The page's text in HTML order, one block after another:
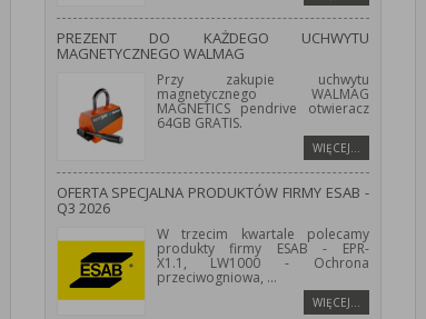
PREZENT DO KAŻDEGO UCHWYTU
MAGNETYCZNEGO WALMAG
Przy zakupie uchwytu
magnetycznego WALMAG
MAGNETICS pendrive otwieracz
64GB GRATIS.
WIĘCEJ…
OFERTA SPECJALNA PRODUKTÓW FIRMY ESAB -
Q3 2026
W trzecim kwartale polecamy
produkty firmy ESAB - EPR-
X1.1, LW1000 - Ochrona
przeciwogniowa, ...
WIĘCEJ…